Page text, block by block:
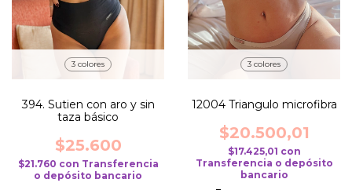
3 colores
394. Sutien con aro y sin
taza básico
$25.600
$21.760 con Transferencia
o depósito bancario
3 colores
12004 Triangulo microfibra
$20.500,01
$17.425,01 con
Transferencia o depósito
bancario